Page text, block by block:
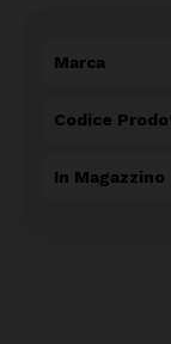
Marca
Codice
In Magazzino